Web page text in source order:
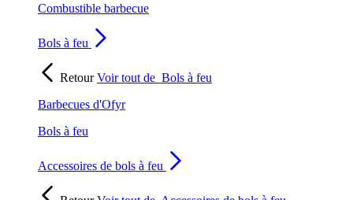
Combustible barbecue
Bols à feu
RetourVoir tout de Bols à feu
Barbecues d'Ofyr
Bols à feu
Accessoires de bols à feu